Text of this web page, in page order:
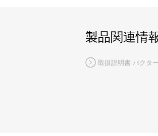
製品関連情
取扱説明書 バクタ